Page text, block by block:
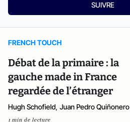
SUIVRE
FRENCH TOUCH
Débat de la primaire : la
gauche made in France
regardée de l’étranger
Hugh Schofield, Juan Pedro Quiñonero
1 min de lecture